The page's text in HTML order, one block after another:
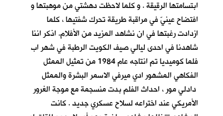
ابتسامتها الرقيقة . و كلما لاحظت دهشتي من موهبتها و
افتضاح عينيّ في مراقبة طريقة تحرك شفتيها ، كلما
ازدادت رغبتها في ان نشاهد المزيد من الأفلام. اذكر اننا
شاهدنا في احدى ليالي صيف الكويت الرطبة في شهر اب
فلما كوميديا تم انتاجه عام 1984 من تمثيل الممثل
الفكاهي المشهور ادي ميرفي الاسمر البشرة والممثل
دادلي مور ، احداث الفلم بدت منسجمة مع موجة الغرور
الأمريكي عند اختراعه لسلاح عسكري جديد . كانت